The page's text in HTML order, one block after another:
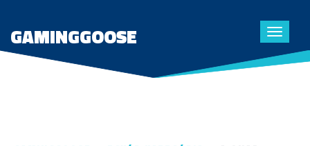
Toggle
GAMINGGOOSE